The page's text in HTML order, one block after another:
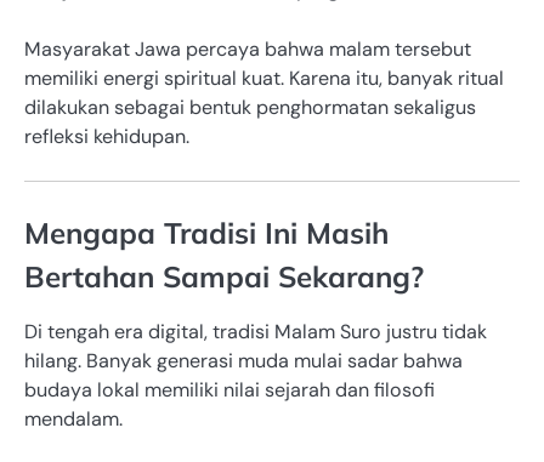
Masyarakat Jawa percaya bahwa malam tersebut
memiliki energi spiritual kuat. Karena itu, banyak ritual
dilakukan sebagai bentuk penghormatan sekaligus
refleksi kehidupan.
Mengapa Tradisi Ini Masih
Bertahan Sampai Sekarang?
Di tengah era digital, tradisi Malam Suro justru tidak
hilang. Banyak generasi muda mulai sadar bahwa
budaya lokal memiliki nilai sejarah dan filosofi
mendalam.